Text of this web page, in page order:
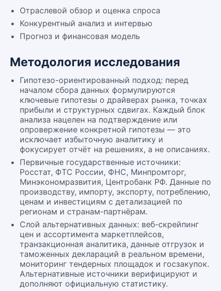
Отраслевой обзор и оценка спроса
Конкурентный анализ и интервью
Прогноз и финансовая модель
Методология исследования
Гипотезо-ориентированный подход: перед
началом сбора данных формулируются
ключевые гипотезы о драйверах рынка, точках
прибыли и структурных сдвигах. Каждый блок
анализа нацелен на подтверждение или
опровержение конкретной гипотезы — это
исключает избыточную аналитику и
фокусирует отчёт на решениях, а не описаниях.
Первичные государственные источники:
Росстат, ФТС России, ФНС, Минпромторг,
Минэкономразвития, Центробанк РФ. Данные по
производству, импорту, экспорту, потреблению,
ценам и инвестициям с детализацией по
регионам и странам-партнёрам.
Слой альтернативных данных: веб-скрейпинг
цен и ассортимента маркетплейсов,
транзакционная аналитика, данные отгрузок и
таможенных деклараций в реальном времени,
мониторинг тендерных площадок и госзакупок.
Альтернативные источники верифицируют и
дополняют официальную статистику.